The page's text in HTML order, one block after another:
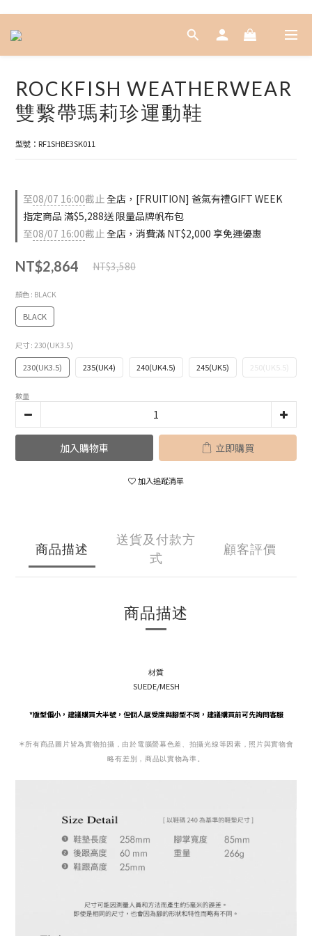
ROCKFISH WEATHERWEAR
雙繫帶瑪莉珍運動鞋
型號：RF1SHBE3SK011
至08/07 16:00截止全店，[FRUITION] 爸氣有禮GIFT WEEK
指定商品 滿$5,288送 限量品牌帆布包
至08/07 16:00截止全店，消費滿 NT$2,000 享免運優惠
NT$2,864 NT$3,580
顏色 : BLACK
BLACK
尺寸 : 230(UK3.5)
230(UK3.5) 235(UK4) 240(UK4.5) 245(UK5) 250(UK5.5)
數量
加入購物車 立即購買
加入追蹤清單
商品描述
送貨及付款方
式
顧客評價
商品描述
材質
SUEDE/MESH
*版型偏小， 建議購買大半號， 但個人感受度與腳型不同，建議購買前可先詢問客服
＊所有商品圖片皆為實物拍攝，由於電腦螢幕色差、拍攝光線等因素，照片與實物會
略有差別，商品以實物為準。